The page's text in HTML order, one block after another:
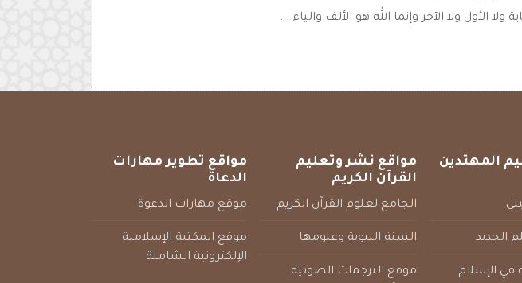
ولا الأول ولا الآخر وإنما الله هو الألف والياء ...
المهتدين
الجديد
في الإسلام
مواقع نشر وتعليم
القرآن الكريم
الجامع لعلوم القرآن الكريم
السنة النبوية وعلومها
موقع الترجمات الصوتية
مواقع تطوير مهارات
الدعاة
موقع مهارات الدعوة
موقع المكتبة الإسلامية
الإلكترونية الشاملة